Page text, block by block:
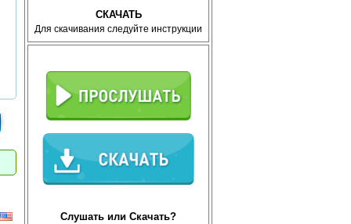
СКАЧАТЬ
Для скачивания следуйте инструкции
Слушать или Скачать?